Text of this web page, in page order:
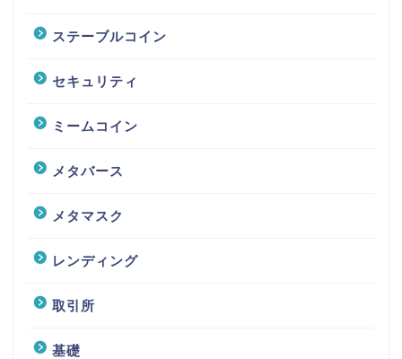
ステーブルコイン
セキュリティ
ミームコイン
メタバース
メタマスク
レンディング
取引所
基礎